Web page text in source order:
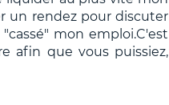
un rendez pour discuter
mon emploi.C'est
afin que vous puissiez,